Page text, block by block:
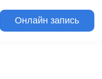
Онлайн запись